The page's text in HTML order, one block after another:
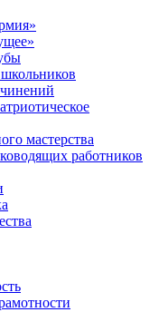
мастерства
работников